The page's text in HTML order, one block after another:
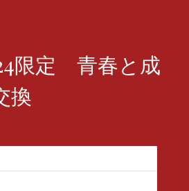
限定 青春と成
換